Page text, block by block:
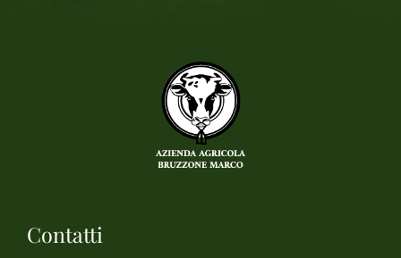
Contatti